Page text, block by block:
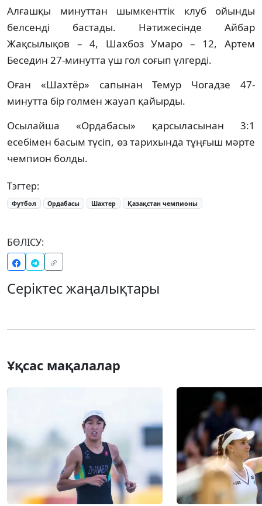
Алғашқы минуттан шымкенттік клуб ойынды
белсенді бастады. Нәтижесінде Айбар
Жақсылықов – 4, Шахбоз Умаро – 12, Артем
Беседин 27-минутта үш гол соғып үлгерді.
Оған «Шахтёр» сапынан Темур Чогадзе 47-
минутта бір голмен жауап қайырды.
Осылайша «Ордабасы» қарсыласынан 3:1
есебімен басым түсіп, өз тарихында тұңғыш мәрте
чемпион болды.
Тэгтер:
Футбол Ордабасы Шахтер Қазақстан чемпионы
БӨЛІСУ:
Серіктес жаңалықтары
Ұқсас мақалалар